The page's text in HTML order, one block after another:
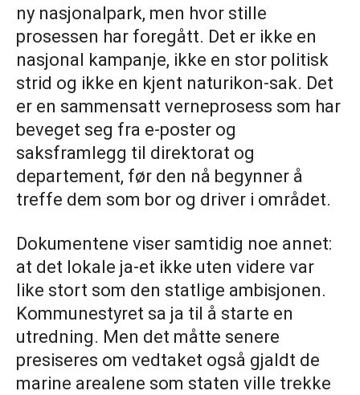
ny nasjonalpark, men hvor stille
prosessen har foregått. Det er ikke en
nasjonal kampanje, ikke en stor politisk
strid og ikke en kjent naturikon-sak. Det
er en sammensatt verneprosess som har
beveget seg fra e-poster og
saksframlegg til direktorat og
departement, før den nå begynner å
treffe dem som bor og driver i området.
Dokumentene viser samtidig noe annet:
at det lokale ja-et ikke uten videre var
like stort som den statlige ambisjonen.
Kommunestyret sa ja til å starte en
utredning. Men det måtte senere
presiseres om vedtaket også gjaldt de
marine arealene som staten ville trekke